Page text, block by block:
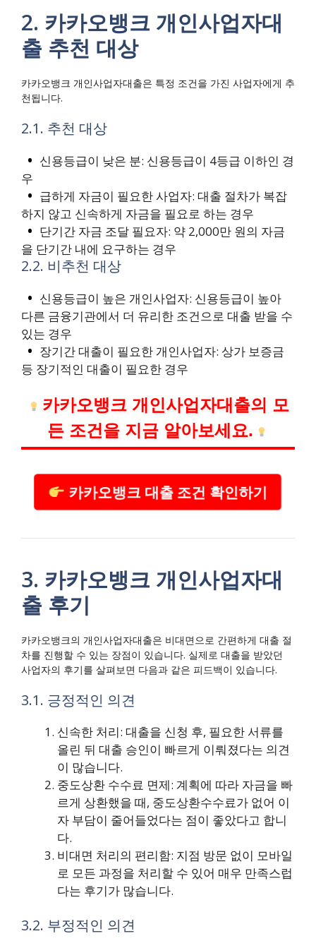
2. 카카오뱅크 개인사업자대
출 추천 대상
카카오뱅크 개인사업자대출은 특정 조건을 가진 사업자에게 추
천됩니다.
2.1. 추천 대상
신용등급이 낮은 분: 신용등급이 4등급 이하인 경
우
급하게 자금이 필요한 사업자: 대출 절차가 복잡
하지 않고 신속하게 자금을 필요로 하는 경우
단기간 자금 조달 필요자: 약 2,000만 원의 자금
을 단기간 내에 요구하는 경우
2.2. 비추천 대상
신용등급이 높은 개인사업자: 신용등급이 높아
다른 금융기관에서 더 유리한 조건으로 대출 받을 수
있는 경우
장기간 대출이 필요한 개인사업자: 상가 보증금
등 장기적인 대출이 필요한 경우
카카오뱅크 개인사업자대출의 모
든 조건을 지금 알아보세요.
카카오뱅크 대출 조건 확인하기
3. 카카오뱅크 개인사업자대
출 후기
카카오뱅크의 개인사업자대출은 비대면으로 간편하게 대출 절
차를 진행할 수 있는 장점이 있습니다. 실제로 대출을 받았던
사업자의 후기를 살펴보면 다음과 같은 피드백이 있습니다.
3.1. 긍정적인 의견
신속한 처리: 대출을 신청 후, 필요한 서류를
올린 뒤 대출 승인이 빠르게 이뤄졌다는 의견
이 많습니다.
중도상환 수수료 면제: 계획에 따라 자금을 빠
르게 상환했을 때, 중도상환수수료가 없어 이
자 부담이 줄어들었다는 점이 좋았다고 합니
다.
비대면 처리의 편리함: 지점 방문 없이 모바일
로 모든 과정을 처리할 수 있어 매우 만족스럽
다는 후기가 많습니다.
3.2. 부정적인 의견